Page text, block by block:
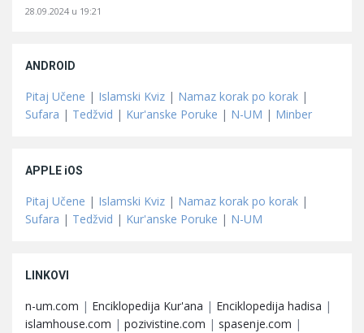
28.09.2024 u 19:21
ANDROID
Pitaj Učene | Islamski Kviz | Namaz korak po korak |
Sufara | Tedžvid | Kur'anske Poruke | N-UM | Minber
APPLE iOS
Pitaj Učene | Islamski Kviz | Namaz korak po korak |
Sufara | Tedžvid | Kur'anske Poruke | N-UM
LINKOVI
n-um.com | Enciklopedija Kur'ana | Enciklopedija hadisa |
islamhouse.com | pozivistine.com | spasenje.com |